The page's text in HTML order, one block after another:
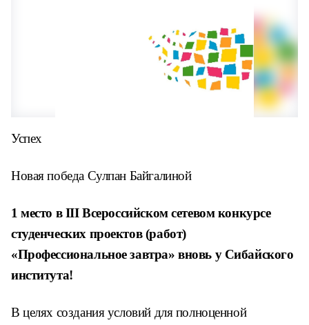
Успех
Новая победа Сулпан Байгалиной
1 место вIIIВсероссийском сетевом конкурсе
студенческих проектов (работ)
«Профессиональное завтра» вновь у Сибайского
института!
В целях создания условий для полноценной